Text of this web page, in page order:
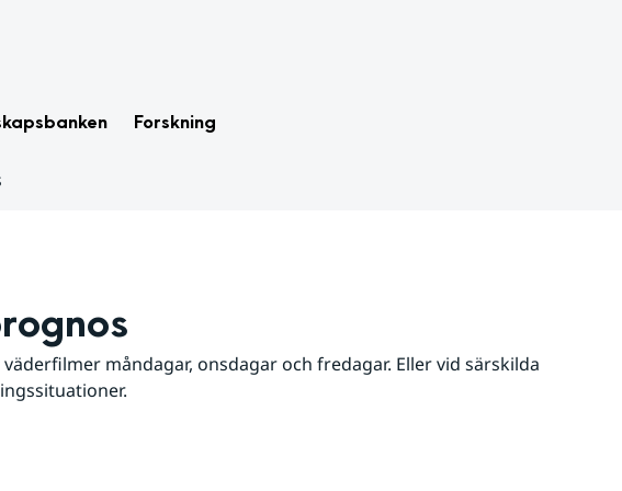
Forskning
måndagar, onsdagar och fredagar. Eller vid särskilda